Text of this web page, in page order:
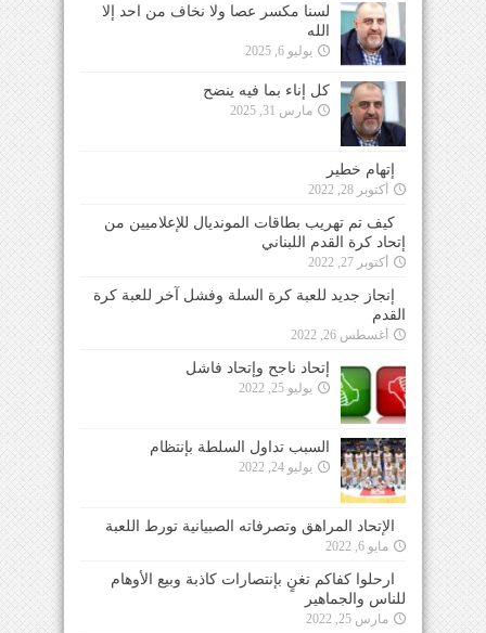
لسنا مكسر عصا ولا نخاف من احد إلا
الله
يوليو 6, 2025
كل إناء بما فيه ينضح
مارس 31, 2025
إتهام خطير
أكتوبر 28, 2022
كيف تم تهريب بطاقات المونديال للإعلاميين من
إتحاد كرة القدم اللبناني
أكتوبر 27, 2022
إنجاز جديد للعبة كرة السلة وفشل آخر للعبة كرة
القدم
أغسطس 26, 2022
إتحاد ناجح وإتحاد فاشل
يوليو 25, 2022
السبب تداول السلطة بإنتظام
يوليو 24, 2022
الإتحاد المراهق وتصرفاته الصبيانية تورط اللعبة
مايو 6, 2022
ارحلوا كفاكم تغنٍ بإنتصارات كاذبة وبيع الأوهام
للناس والجماهير
مارس 25, 2022